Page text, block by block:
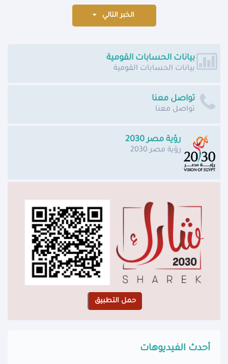
الخبر التالي
بيانات الحسابات القومية
بيانات الحسابات القومية
تواصل معنا
تواصل معنا
رؤية مصر 2030
رؤية مصر 2030
أحدث الفيديوهات